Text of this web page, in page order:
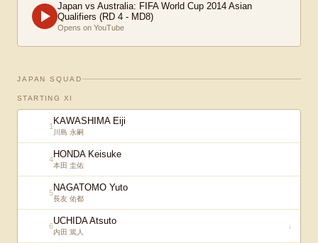
Japan vs Australia: FIFA World Cup 2014 Asian
Qualifiers (RD 4 - MD8)
Opens on YouTube
JAPAN SQUAD
STARTING XI
1 KAWASHIMA Eiji
川島 永嗣
4HONDA Keisuke
本田 圭佑
5NAGATOMO Yuto
長友 佑都
6UCHIDA Atsuto
内田 篤人
↓